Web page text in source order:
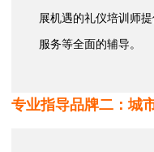
展机遇的礼仪培训师
服务等全面的辅导。
专业指导品牌二：城